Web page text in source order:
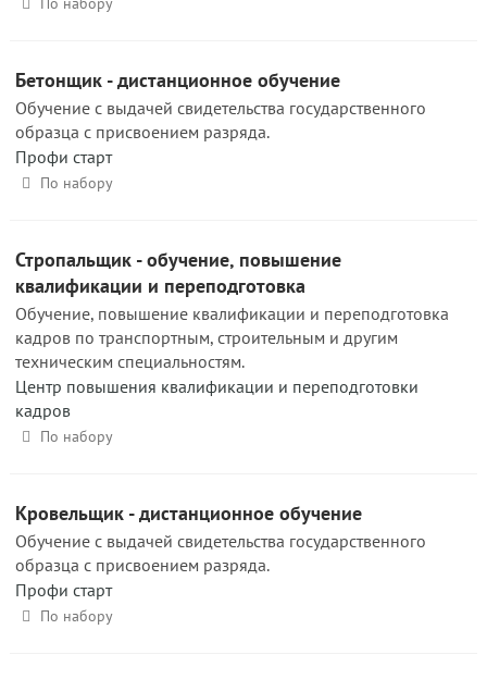
Бетонщик - дистанционное обучение
Обучение с выдачей свидетельства государственного
образца с присвоением разряда.
Профи старт
По набору
Стропальщик - обучение, повышение
квалификации и переподготовка
Обучение, повышение квалификации и переподготовка
кадров по транспортным, строительным и другим
техническим специальностям.
Центр повышения квалификации и переподготовки
кадров
По набору
Кровельщик - дистанционное обучение
Обучение с выдачей свидетельства государственного
образца с присвоением разряда.
Профи старт
По набору